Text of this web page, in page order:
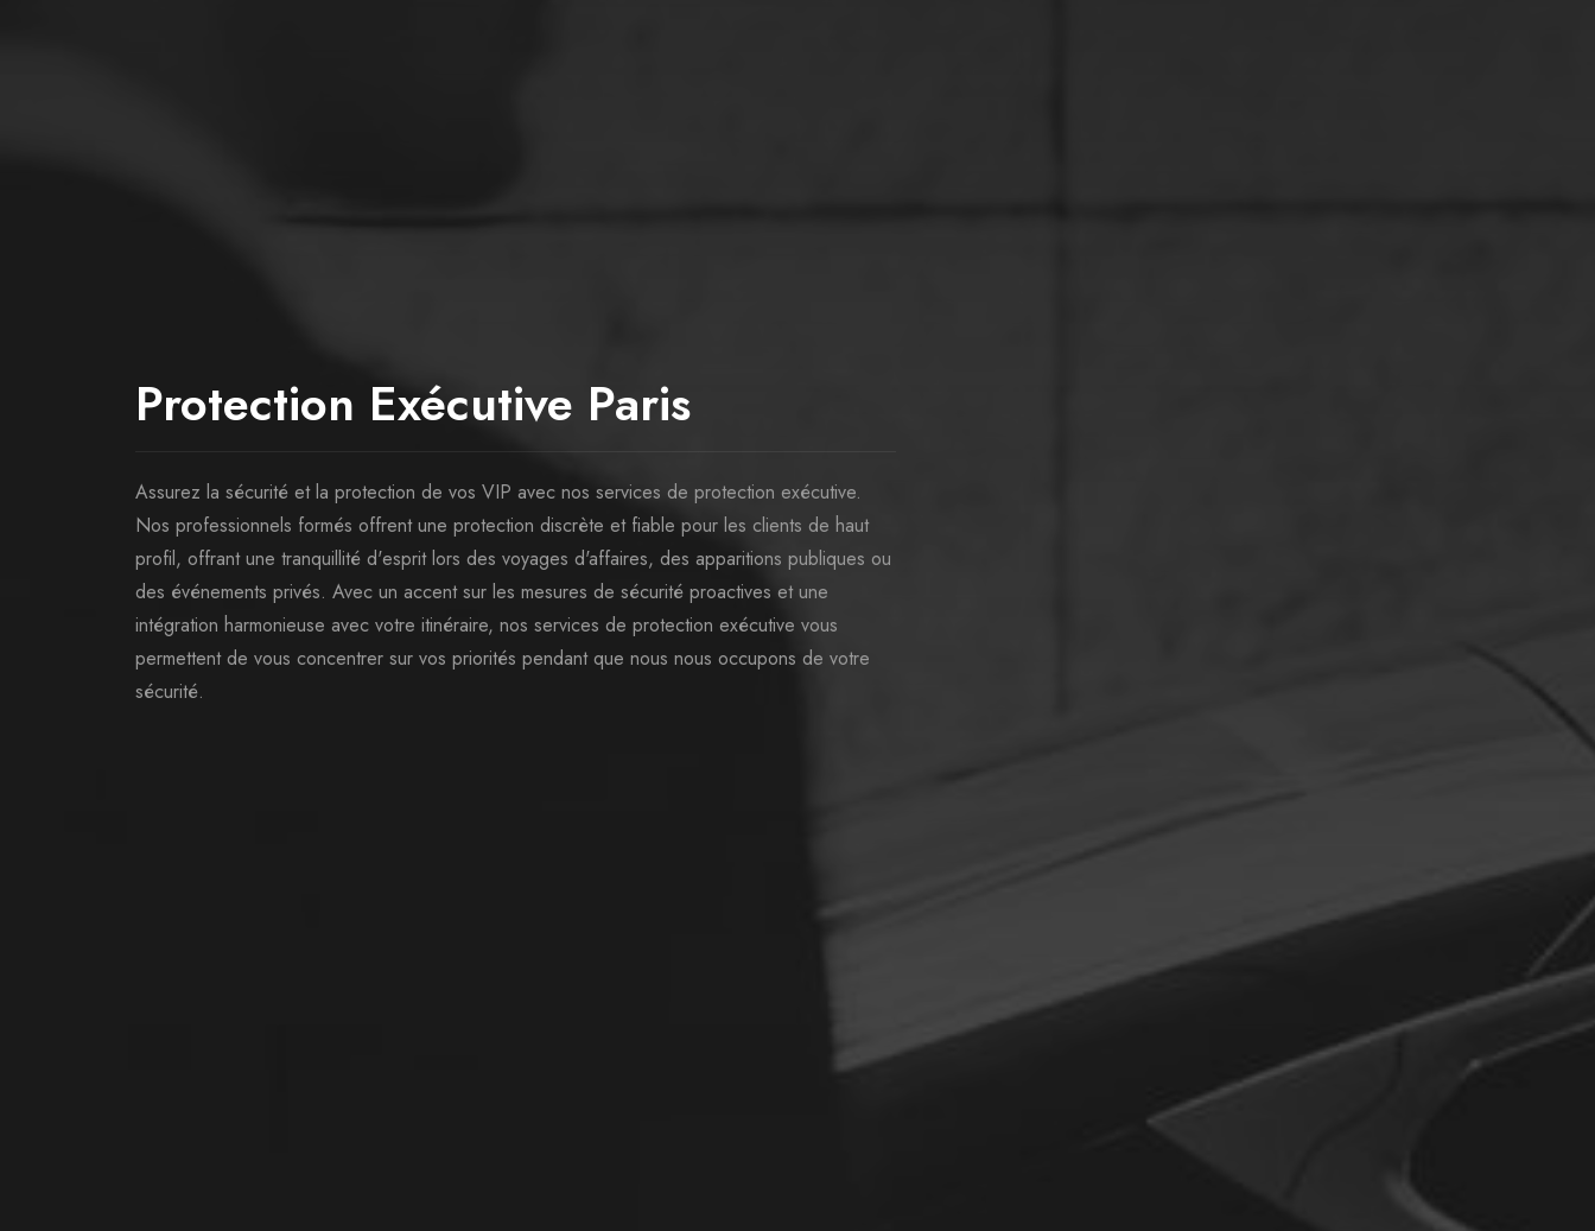
Protection Exécutive Paris
Assurez la sécurité et la protection de vos VIP avec nos services de protection exécutive.
Nos professionnels formés offrent une protection discrète et fiable pour les clients de haut
profil, offrant une tranquillité d'esprit lors des voyages d'affaires, des apparitions publiques ou
des événements privés. Avec un accent sur les mesures de sécurité proactives et une
intégration harmonieuse avec votre itinéraire, nos services de protection exécutive vous
permettent de vous concentrer sur vos priorités pendant que nous nous occupons de votre
sécurité.